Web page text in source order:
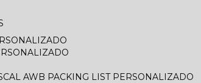
AWB PACKING LIST PERSONALIZADO